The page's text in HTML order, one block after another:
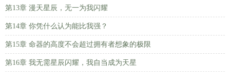
第13章 漫天星辰，无一为我闪耀
第14章 你凭什么认为能比我强？
第15章 命器的高度不会超过拥有者想象的极限
第16章 我无需星辰闪耀，我自当成为天星